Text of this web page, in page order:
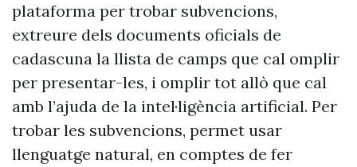
plataforma per trobar subvencions,
extreure dels documents oficials de
cadascuna la llista de camps que cal omplir
per presentar-les, i omplir tot allò que cal
amb l’ajuda de la intel·ligència artificial. Per
trobar les subvencions, permet usar
llenguatge natural, en comptes de fer